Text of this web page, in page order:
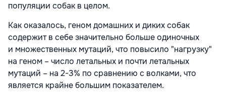
популяции собак в целом.
Как оказалось, геном домашних и диких собак
содержит в себе значительно больше одиночных
и множественных мутаций, что повысило "нагрузку"
на геном – число летальных и почти летальных
мутаций – на 2-3% по сравнению с волками, что
является крайне большим показателем.